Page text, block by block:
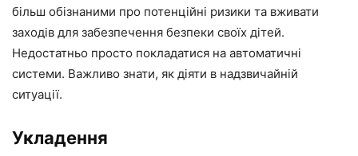
більш обізнаними про потенційні ризики та вживати
заходів для забезпечення безпеки своїх дітей.
Недостатньо просто покладатися на автоматичні
системи. Важливо знати, як діяти в надзвичайній
ситуації.
Укладення